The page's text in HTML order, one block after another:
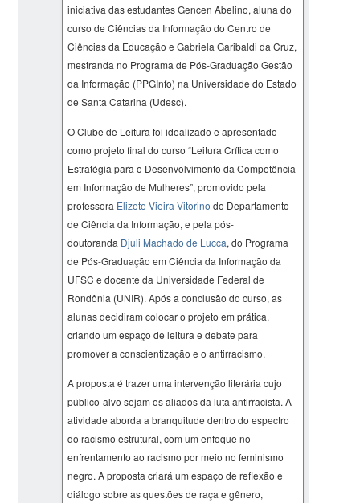
iniciativa das estudantes Gencen Abelino, aluna do
curso de Ciências da Informação do Centro de
Ciências da Educação e Gabriela Garibaldi da Cruz,
mestranda no Programa de Pós-Graduação Gestão
da Informação (PPGInfo) na Universidade do Estado
de Santa Catarina (Udesc).
O Clube de Leitura foi idealizado e apresentado
como projeto final do curso “Leitura Crítica como
Estratégia para o Desenvolvimento da Competência
em Informação de Mulheres”, promovido pela
professora Elizete Vieira Vitorino do Departamento
de Ciência da Informação, e pela pós-
doutoranda Djuli Machado de Lucca, do Programa
de Pós-Graduação em Ciência da Informação da
UFSC e docente da Universidade Federal de
Rondônia (UNIR). Após a conclusão do curso, as
alunas decidiram colocar o projeto em prática,
criando um espaço de leitura e debate para
promover a conscientização e o antirracismo.
A proposta é trazer uma intervenção literária cujo
público-alvo sejam os aliados da luta antirracista. A
atividade aborda a branquitude dentro do espectro
do racismo estrutural, com um enfoque no
enfrentamento ao racismo por meio no feminismo
negro. A proposta criará um espaço de reflexão e
diálogo sobre as questões de raça e gênero,